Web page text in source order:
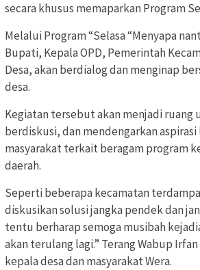
secara khusus memaparkan Program
Melalui Program “Selasa “Menyapa
Bupati, Kepala OPD, Pemerintah
Desa, akan berdialog dan menginap
desa.
Kegiatan tersebut akan menjadi ruang
berdiskusi, dan mendengarkan
masyarakat terkait beragam program
daerah.
Seperti beberapa kecamatan
diskusikan solusi jangka pendek dan
tentu berharap semoga musibah
akan terulang lagi.” Terang Wabup
kepala desa dan masyarakat Wera.